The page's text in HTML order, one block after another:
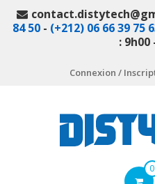
84 50 - (+212) 06 66 39 75
: 9h00
Connexion /
0